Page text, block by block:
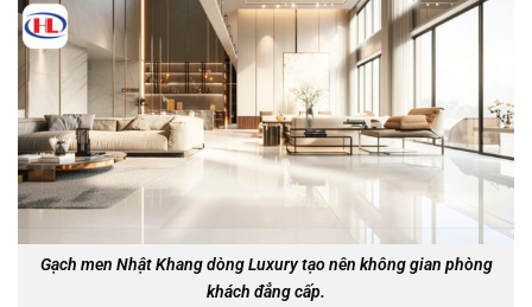
Gạch men Nhật Khang dòng Luxury tạo nên không gian phòng
khách đẳng cấp.